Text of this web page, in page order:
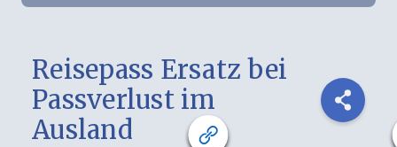
Reisepass Ersatz bei
Passverlust im
Ausland